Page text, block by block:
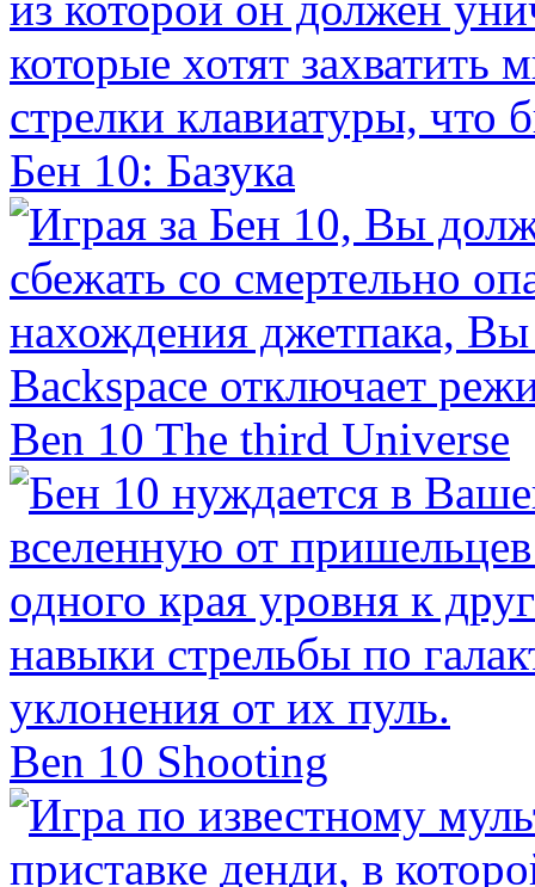
Бен 10: Базука
Ben 10 The third Universe
Ben 10 Shooting